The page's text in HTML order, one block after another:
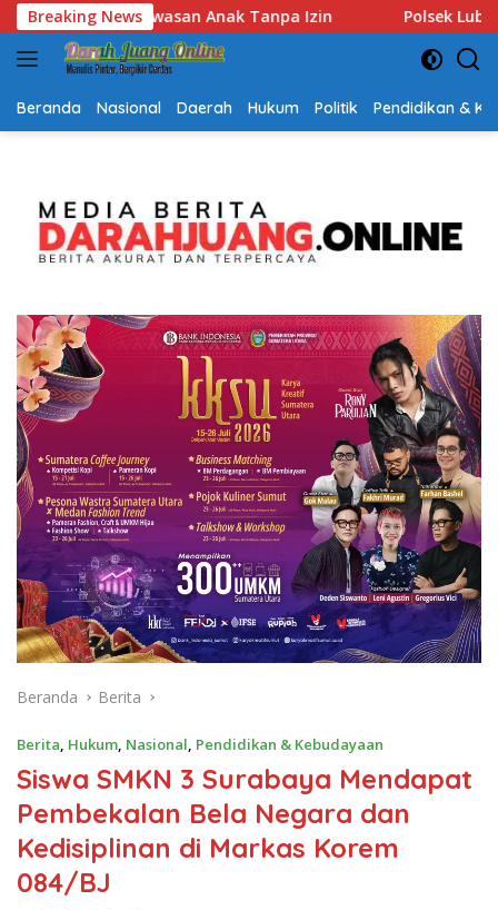
Langsung
ke
konten
Breaking News
Polsek Lubuk Baja Amankan Dua Tersangka
Beranda Nasional Daerah Hukum Politik Pendidikan &
Beranda Berita
Berita, Hukum, Nasional, Pendidikan & Kebudayaan
Siswa SMKN 3 Surabaya Mendapat
Pembekalan Bela Negara dan
Kedisiplinan di Markas Korem
084/BJ